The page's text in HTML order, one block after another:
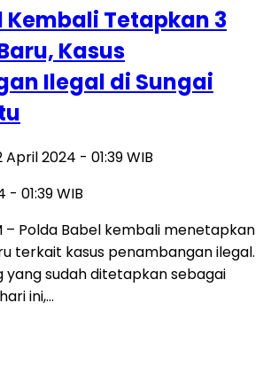
Kembali Tetapkan 3
Kasus
Ilegal di Sungai
April 2024 - 01:39 WIB
- 01:39 WIB
– Polda Babel kembali menetapkan
terkait kasus penambangan ilegal.
yang sudah ditetapkan sebagai
ini,…